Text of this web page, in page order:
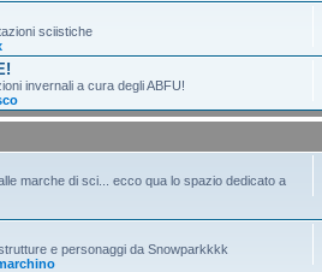
sciistiche
invernali a cura degli ABFU!
marche di sci... ecco qua lo spazio dedicato a
e personaggi da Snowparkkkk